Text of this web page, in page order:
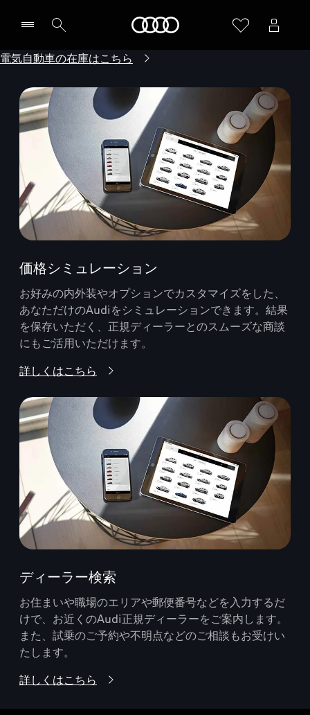
電気自動車の在庫はこちら
価格シミュレーション
お好みの内外装やオプションでカスタマイズをした、
あなただけのAudiをシミュレーションできます。結果
を保存いただく、正規ディーラーとのスムーズな商談
にもご活用いただけます。
詳しくはこちら
ディーラー検索
お住まいや職場のエリアや郵便番号などを入力するだ
けで、お近くのAudi正規ディーラーをご案内します。
また、試乗のご予約や不明点などのご相談もお受けい
たします。
詳しくはこちら